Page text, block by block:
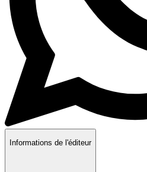
Informations de l'éditeur